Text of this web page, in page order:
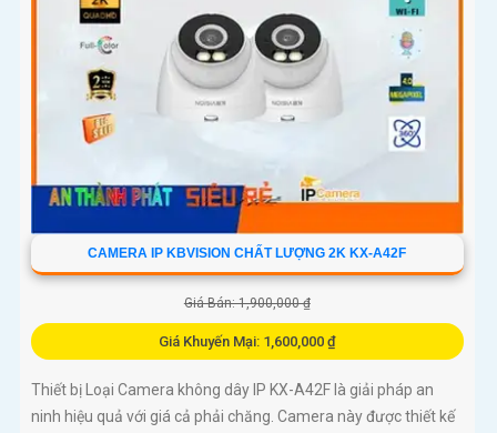
CAMERA IP KBVISION CHẤT LƯỢNG 2K KX-A42F
Giá Bán: 1,900,000 ₫
Giá Khuyến Mại: 1,600,000 ₫
Thiết bị Loại Camera không dây IP KX-A42F là giải pháp an
ninh hiệu quả với giá cả phải chăng. Camera này được thiết kế